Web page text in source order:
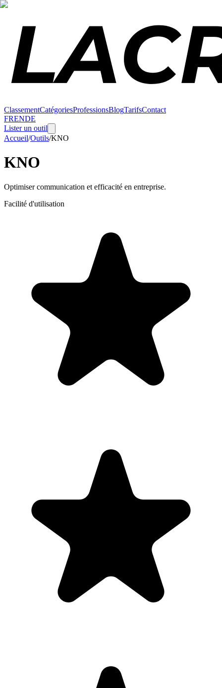
ClassementCatégoriesProfessionsBlogTarifsContact
FRENDE
Lister un outil
Accueil/Outils/KNO
KNO
Optimiser communication et efficacité en entreprise.
Facilité d'utilisation